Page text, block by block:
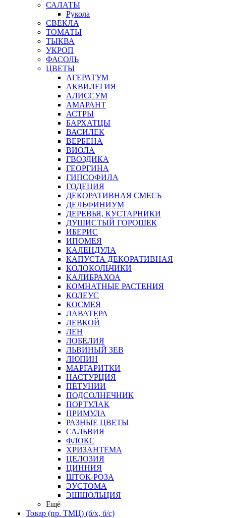
САЛАТЫ
Рукола
СВЕКЛА
ТОМАТЫ
ТЫКВА
УКРОП
ФАСОЛЬ
ЦВЕТЫ
АГЕРАТУМ
АКВИЛЕГИЯ
АЛИССУМ
АМАРАНТ
АСТРЫ
БАРХАТЦЫ
ВАСИЛЕК
ВЕРБЕНА
ВИОЛА
ГВОЗДИКА
ГЕОРГИНА
ГИПСОФИЛА
ГОДЕЦИЯ
ДЕКОРАТИВНАЯ СМЕСЬ
ДЕЛЬФИНИУМ
ДЕРЕВЬЯ, КУСТАРНИКИ
ДУШИСТЫЙ ГОРОШЕК
ИБЕРИС
ИПОМЕЯ
КАЛЕНДУЛА
КАПУСТА ДЕКОРАТИВНАЯ
КОЛОКОЛЬЧИКИ
КАЛИБРАХОА
КОМНАТНЫЕ РАСТЕНИЯ
КОЛЕУС
КОСМЕЯ
ЛАВАТЕРА
ЛЕВКОЙ
ЛЕН
ЛОБЕЛИЯ
ЛЬВИНЫЙ ЗЕВ
ЛЮПИН
МАРГАРИТКИ
НАСТУРЦИЯ
ПЕТУНИИ
ПОДСОЛНЕЧНИК
ПОРТУЛАК
ПРИМУЛА
РАЗНЫЕ ЦВЕТЫ
САЛЬВИЯ
ФЛОКС
ХРИЗАНТЕМА
ЦЕЛОЗИЯ
ЦИННИЯ
ШТОК-РОЗА
ЭУСТОМА
ЭШШОЛЬЦИЯ
Ещё
Товар (пр. ТМЦ) (б/х, б/с)